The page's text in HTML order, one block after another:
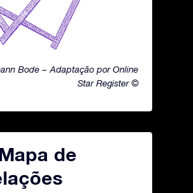
Bode – Adaptação por Online
Star Register ©
de